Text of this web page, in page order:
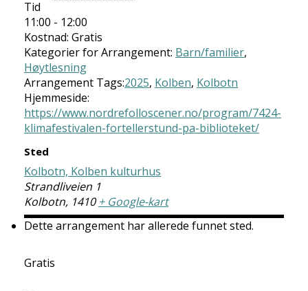
Tid
11:00 - 12:00
Kostnad: Gratis
Kategorier for Arrangement: Barn/familier,
Høytlesning
Arrangement Tags:2025, Kolben, Kolbotn
Hjemmeside:
https://www.nordrefolloscener.no/program/7424-
klimafestivalen-fortellerstund-pa-biblioteket/
Sted
Kolbotn, Kolben kulturhus
Strandliveien 1
Kolbotn, 1410 + Google-kart
Dette arrangement har allerede funnet sted.
Gratis